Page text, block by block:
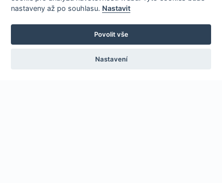
nastaveny až po souhlasu. Nastavit
Povolit vše
Nastavení